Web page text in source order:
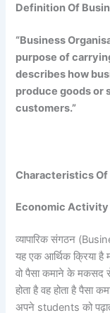
Definition Of
“Business
purpose of
describes how
produce goods or
customers.”
Characteristics Of
Economic Activity
व्यापारिक संगठन
यह एक आर्थिक क्रिया है
वो पैसा कमाने के मकसद
होता है वह होता है
अपने students को